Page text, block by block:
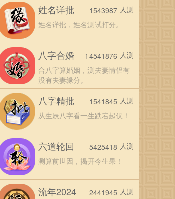
姓名详批
姓名详批，姓名测试打分。
1543987 人测
八字合婚
合八字算婚姻，测夫妻情侣有
没有夫妻缘分。
14541876 人测
八字精批
从生辰八字看一生跌宕起伏！
1541845 人测
六道轮回
测算前世因，揭开今生果！
5425418 人测
流年2024 2441945 人测